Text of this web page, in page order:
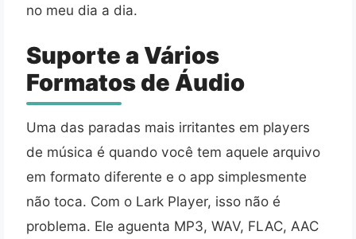
no meu dia a dia.
Suporte a Vários
Formatos de Áudio
Uma das paradas mais irritantes em players
de música é quando você tem aquele arquivo
em formato diferente e o app simplesmente
não toca. Com o Lark Player, isso não é
problema. Ele aguenta MP3, WAV, FLAC, AAC